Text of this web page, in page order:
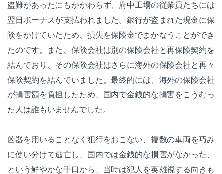
盗難があったにもかかわらず、府中工場の従業員たちには
翌日ボーナスが支払われました。銀行が盗まれた現金に保
険をかけていたため、損失を保険金でまかなうことができ
たのです。また、保険会社は別の保険会社と再保険契約を
結んでおり、その保険会社はさらに海外の保険会社と再々
保険契約を結んでいました。最終的には、海外の保険会社
が損害額を負担したため、国内で金銭的な損害をこうむっ
た人は誰もいませんでした。
凶器を用いることなく犯行をおこない、複数の車両を巧み
に使い分けて逃亡し、国内では金銭的な損害がなかった、
という鮮やかな手口から、当時は犯人を英雄視する向きも